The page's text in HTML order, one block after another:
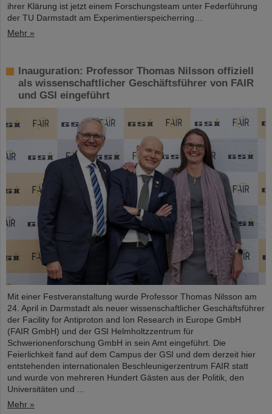
ihrer Klärung ist jetzt einem Forschungsteam unter Federführung
der TU Darmstadt am Experimentierspeicherring…
Mehr »
Inauguration: Professor Thomas Nilsson offiziell
als wissenschaftlicher Geschäftsführer von FAIR
und GSI eingeführt
Mit einer Festveranstaltung wurde Professor Thomas Nilsson am
24. April in Darmstadt als neuer wissenschaftlicher Geschäftsführer
der Facility for Antiproton and Ion Research in Europe GmbH
(FAIR GmbH) und der GSI Helmholtzzentrum für
Schwerionenforschung GmbH in sein Amt eingeführt. Die
Feierlichkeit fand auf dem Campus der GSI und dem derzeit hier
entstehenden internationalen Beschleunigerzentrum FAIR statt
und wurde von mehreren Hundert Gästen aus der Politik, den
Universitäten und ...
Mehr »